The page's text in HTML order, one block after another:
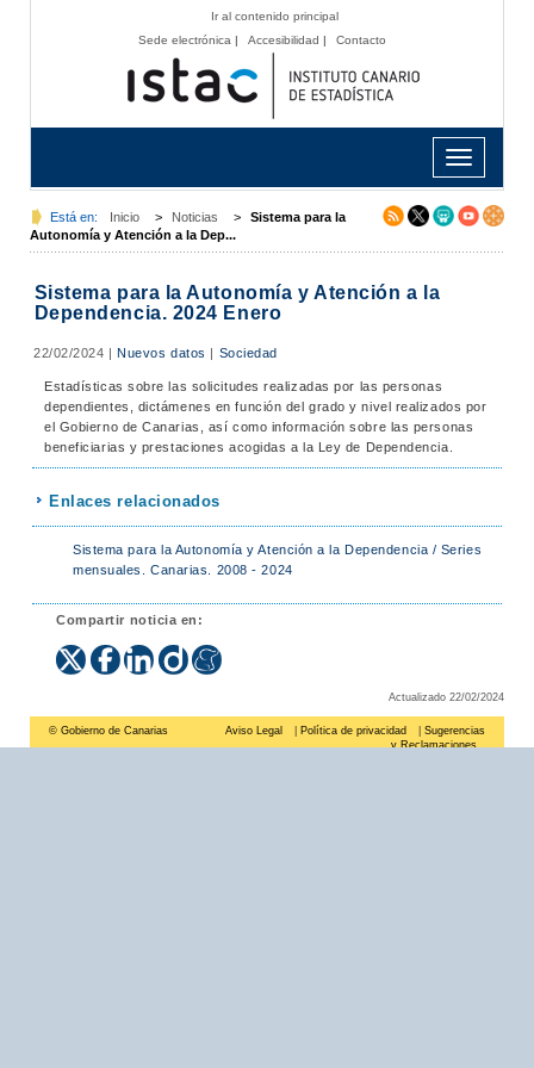
Ir al contenido principal
Sede electrónica | Accesibilidad | Contacto
Toggle
navigation
Está en: Inicio > Noticias >
Sistema para la
Autonomía y Atención a la Dep...
Sistema para la Autonomía y Atención a la
Dependencia. 2024 Enero
22/02/2024 |Nuevos datos | Sociedad
Estadísticas sobre las solicitudes realizadas por las personas
dependientes, dictámenes en función del grado y nivel realizados por
el Gobierno de Canarias, así como información sobre las personas
beneficiarias y prestaciones acogidas a la Ley de Dependencia.
Enlaces relacionados
Sistema para la Autonomía y Atención a la Dependencia / Series
mensuales. Canarias. 2008 - 2024
Compartir noticia en:
Actualizado 22/02/2024
© Gobierno de Canarias Aviso Legal Política de privacidad
Sugerencias
y Reclamaciones